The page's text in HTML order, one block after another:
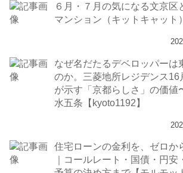
６月・７月の気になる文京区
マンション（キットキャット）
なぜ名だたるデベロッパーは
のか。三菱地所レジデンス16
が示す「京都らしさ」の価値
水五条【kyoto1192】
住宅ローンの金利を、ゼロか
｜コールレート・国債・円安